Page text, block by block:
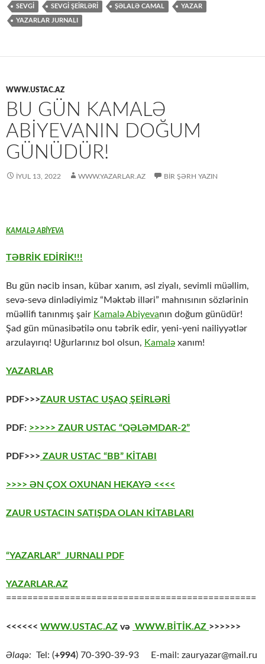
SEVGİ SEVGİ ŞEİRLƏRİ ŞƏLALƏ CAMAL YAZAR
YAZARLAR JURNALI
WWW.USTAC.AZ
BU GÜN KAMALƏ
ABİYEVANIN DOĞUM
GÜNÜDÜR!
İYUL 13, 2022 WWW.YAZARLAR.AZ BIR ŞƏRH YAZIN
KAMALƏ ABİYEVA
TƏBRİK EDİRİK!!!
Bu gün nəcib insan, kübar xanım, əsl ziyalı, sevimli müəllim,
sevə-sevə dinlədiyimiz “Məktəb illəri” mahnısının sözlərinin
müəllifi tanınmış şair Kamalə Abiyevanın doğum günüdür!
Şad gün münasibətilə onu təbrik edir, yeni-yeni nailiyyətlər
arzulayırıq! Uğurlarınız bol olsun, Kamalə xanım!
YAZARLAR
PDF>>>ZAUR USTAC UŞAQ ŞEİRLƏRİ
PDF: >>>>> ZAUR USTAC “QƏLƏMDAR-2”
PDF>>> ZAUR USTAC “BB” KİTABI
>>>> ƏN ÇOX OXUNAN HEKAYƏ <<<<
ZAUR USTACIN SATIŞDA OLAN KİTABLARI
“YAZARLAR” JURNALI PDF
YAZARLAR.AZ
===============================================
<<<<<< WWW.USTAC.AZ və WWW.BİTİK.AZ >>>>>>
Əlaqə: Tel: (+994) 70-390-39-93 E-mail: zauryazar@mail.ru